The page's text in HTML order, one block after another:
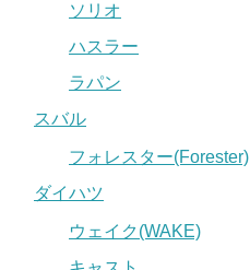
ソリオ
ハスラー
ラパン
スバル
フォレスター(Forester)
ダイハツ
ウェイク(WAKE)